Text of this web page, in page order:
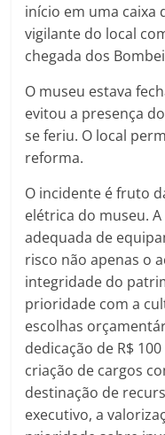
início em uma caixa
vigilante do local
chegada dos
O museu estava
evitou a presença
se feriu. O local
reforma.
O incidente é fruto
elétrica do museu.
adequada de
risco não apenas o
integridade do
prioridade com a
escolhas
dedicação de R$
criação de cargos
destinação de
executivo, a